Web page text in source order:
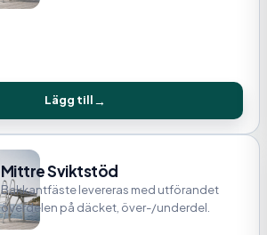
Lägg till
Mittre Sviktstöd
Bakkantfäste levereras med utförandet
överdelen på däcket, över-/underdel.